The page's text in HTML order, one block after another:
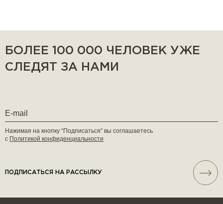
БОЛЕЕ 100 000 ЧЕЛОВЕК УЖЕ
СЛЕДЯТ ЗА НАМИ
Нажимая на кнопку “Подписаться” вы соглашаетесь
с Политикой конфиденциальности
ПОДПИСАТЬСЯ НА РАССЫЛКУ